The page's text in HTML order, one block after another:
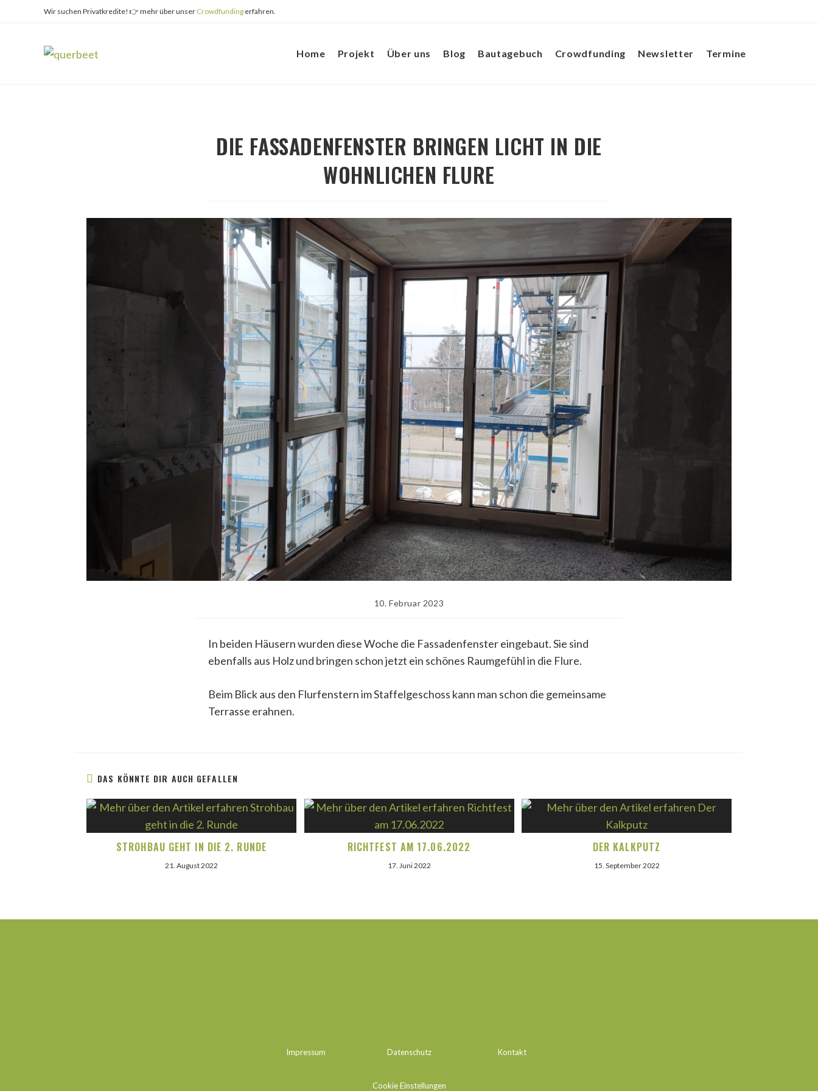
Wir suchen Privatkredite! 👉 mehr über unser Crowdfunding erfahren.
Home Projekt Über uns Blog Bautagebuch Crowdfunding Newsletter Termine
DIE FASSADENFENSTER BRINGEN LICHT IN DIE
WOHNLICHEN FLURE
Beitrag
10. Februar 2023
In beiden Häusern wurden diese Woche die Fassadenfenster eingebaut. Sie sind
ebenfalls aus Holz und bringen schon jetzt ein schönes Raumgefühl in die Flure.
Beim Blick aus den Flurfenstern im Staffelgeschoss kann man schon die gemeinsame
Terrasse erahnen.
DAS KÖNNTE DIR AUCH GEFALLEN
STROHBAU GEHT IN DIE 2. RUNDE
21. August 2022
RICHTFEST AM 17.06.2022
17. Juni 2022
DER KALKPUTZ
15. September 2022
Impressum Datenschutz Kontakt
Cookie Einstellungen